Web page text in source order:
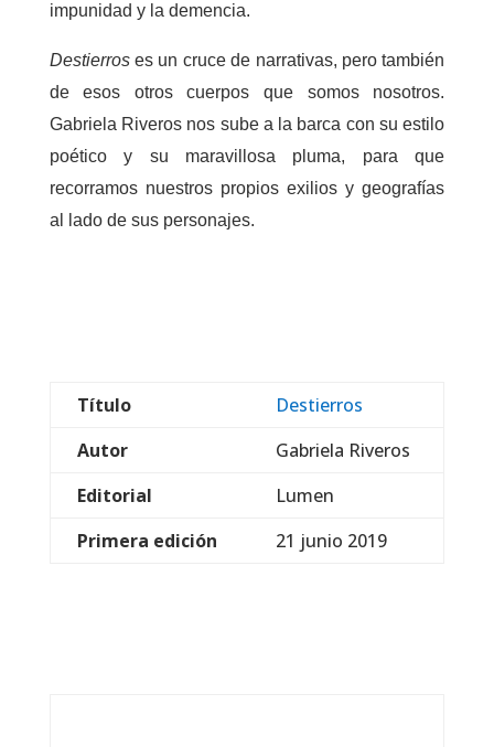
impunidad y la demencia.
Destierroses un cruce de narrativas, pero también
de esos otros cuerpos que somos nosotros.
Gabriela Riveros nos sube a la barca con su estilo
poético y su maravillosa pluma, para que
recorramos nuestros propios exilios y geografías
al lado de sus personajes.
Título
Destierros
Autor
Gabriela Riveros
Editorial
Lumen
Primera edición
21 junio 2019